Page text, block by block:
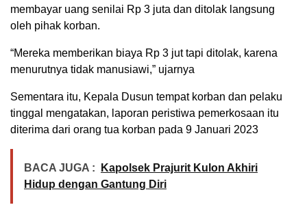
membayar uang senilai Rp 3 juta dan ditolak langsung
oleh pihak korban.
“Mereka memberikan biaya Rp 3 jut tapi ditolak, karena
menurutnya tidak manusiawi,” ujarnya
Sementara itu, Kepala Dusun tempat korban dan pelaku
tinggal mengatakan, laporan peristiwa pemerkosaan itu
diterima dari orang tua korban pada 9 Januari 2023
BACA JUGA :
Kapolsek Prajurit Kulon Akhiri
Hidup dengan Gantung Diri